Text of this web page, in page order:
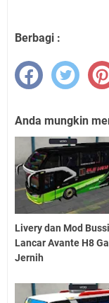
Berbagi :
Anda mungkin
Livery dan Mod
Lancar Avante H8
Jernih